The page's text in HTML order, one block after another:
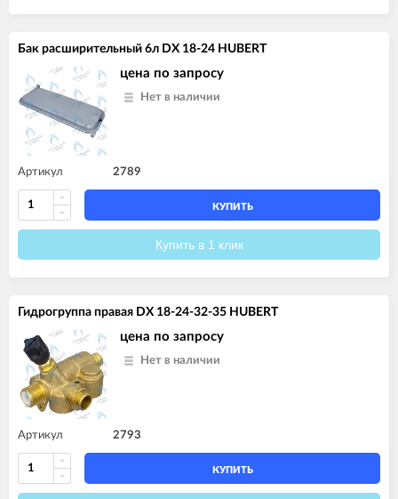
Бак расширительный 6л DX 18-24 HUBERT
цена по запросу
Нет в наличии
Артикул 2789
КУПИТЬ
Купить в 1 клик
Гидрогруппа правая DX 18-24-32-35 HUBERT
цена по запросу
Нет в наличии
Артикул 2793
КУПИТЬ